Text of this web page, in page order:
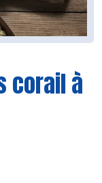
corail à